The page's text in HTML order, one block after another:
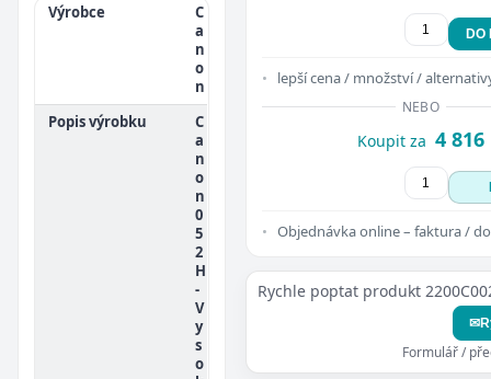
Výrobce
C
a
n
o
n
Popis výrobku
C
a
n
o
n
0
5
2
H
-
V
y
s
o
DO
lepší cena / množství /
NEBO
Koupit za 4 816
Objednávka online – faktura /
Rychle poptat produkt
✉
Formulář /